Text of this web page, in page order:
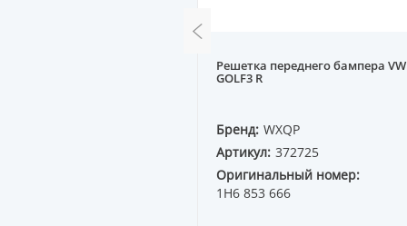
Решетка переднего бампера VW
GOLF3 R
Бренд: WXQP
Артикул: 372725
Оригинальный номер:
1H6 853 666